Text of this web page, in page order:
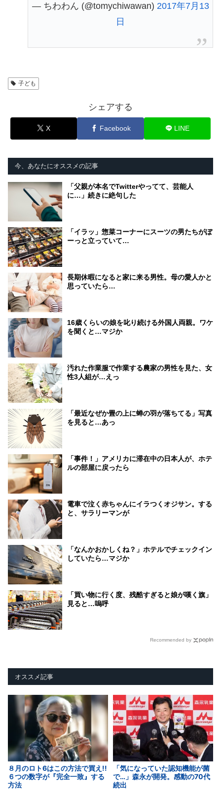
— ちわわん (@tomychiwawan) 2017年7月13
日
子ども
シェアする
X Facebook LINE
今、あなたにオススメの記事
「父親が本名でTwitterやってて、芸能人
に…」続きに絶句した
「イラッ」惣菜コーナーにスーツの男たちがぼ
ーっと立っていて…
長期休暇になると家に来る男性。母の愛人かと
思っていたら…
16歳くらいの娘を叱り続ける外国人両親。ワケ
を聞くと…マジか
汚れた作業服で作業する農家の男性を見た、女
性3人組が…えっ
「最近なぜか畳の上に蝉の羽が落ちてる」写真
を見ると…あっ
「事件！」アメリカに滞在中の日本人が、ホテ
ルの部屋に戻ったら
電車で泣く赤ちゃんにイラつくオジサン。する
と、サラリーマンが
「なんかおかしくね？」ホテルでチェックイン
していたら…マジか
「買い物に行く度、残酷すぎると娘が嘆く旗」
見ると…嗚呼
Recommended by
オススメ記事
８月のロト6はこの方法で買え!!
６つの数字が『完全一致』する
方法
「気になっていた認知機能が菌
で…」森永が開発。感動の70代
続出